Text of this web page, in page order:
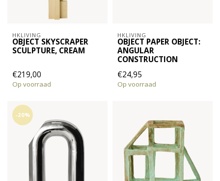
HKLIVING
OBJECT SKYSCRAPER
SCULPTURE, CREAM
€219,00
Op voorraad
HKLIVING
OBJECT PAPER OBJECT:
ANGULAR
CONSTRUCTION
€24,95
Op voorraad
-20%